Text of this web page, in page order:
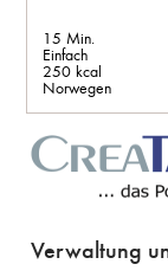
15 Min.
Einfach
250 kcal
Norwegen
Verwaltung